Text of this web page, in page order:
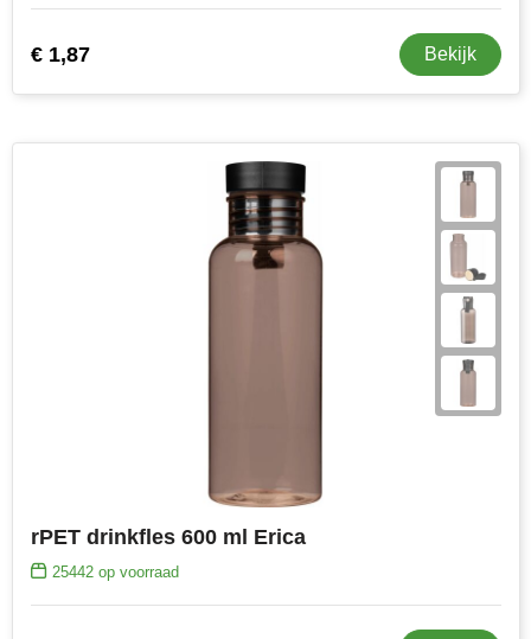
€ 1,87 Bekijk
rPET drinkfles 600 ml Erica
25442op voorraad